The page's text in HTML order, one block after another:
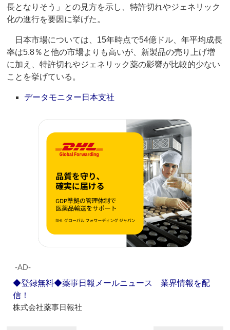
長となりそう」との見方を示し、特許切れやジェネリック
化の進行を要因に挙げた。
日本市場については、15年時点で54億ドル、年平均成長
率は5.8％と他の市場よりも高いが、新製品の売り上げ増
に加え、特許切れやジェネリック薬の影響が比較的少ない
ことを挙げている。
データモニター日本支社
‐AD‐
◆登録無料◆薬事日報メールニュース 業界情報を配
信！
株式会社薬事日報社